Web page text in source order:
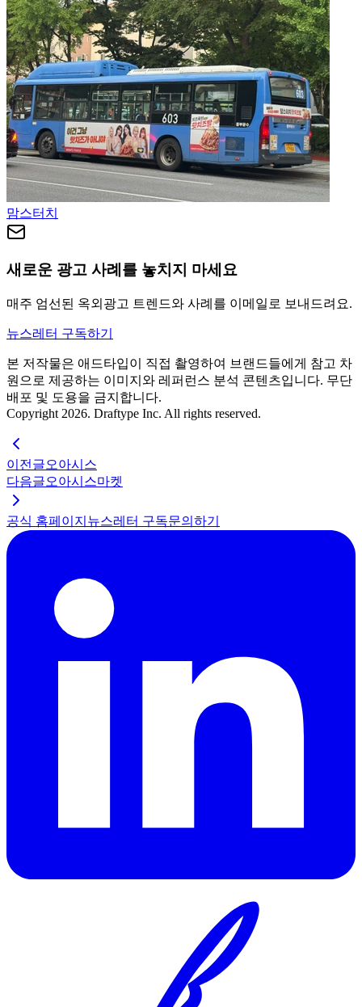
맘스터치
새로운 광고 사례를 놓치지 마세요
매주 엄선된 옥외광고 트렌드와 사례를 이메일로 보내드려요.
뉴스레터 구독하기
본 저작물은 애드타입이 직접 촬영하여 브랜드들에게 참고 차
원으로 제공하는 이미지와 레퍼런스 분석 콘텐츠입니다. 무단
배포 및 도용을 금지합니다.
Copyright 2026. Draftype Inc. All rights reserved.
이전글오아시스
다음글오아시스마켓
공식 홈페이지 뉴스레터 구독문의하기